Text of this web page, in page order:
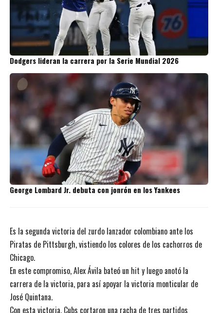
Dodgers lideran la carrera por la Serie Mundial 2026
George Lombard Jr. debuta con jonrón en los Yankees
Es la segunda victoria del zurdo lanzador colombiano ante los
Piratas de Pittsburgh, vistiendo los colores de los cachorros de
Chicago.
En este compromiso, Alex Ávila bateó un hit y luego anotó la
carrera de la victoria, para así apoyar la victoria monticular de
José Quintana.
Con esta victoria, Cubs cortaron una racha de tres partidos